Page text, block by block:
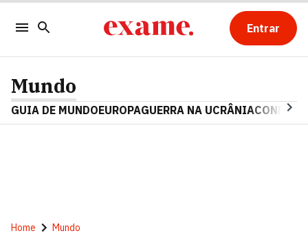
Entrar
Mundo
GUIA DE MUNDOEUROPAGUERRA NA UCRÂNIA
Home Mundo